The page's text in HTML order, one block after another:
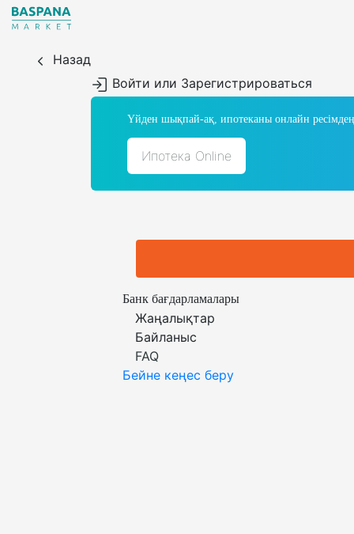
Назад
Войти или Зарегистрироваться
Үйден шықпай-ақ, ипотеканы онлайн
Ипотека Online
Банк бағдарламалары
Жаңалықтар
Байланыс
FAQ
Бейне кеңес беру